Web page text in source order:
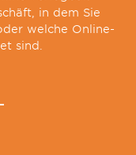
in dem Sie
welche Online-
sind.